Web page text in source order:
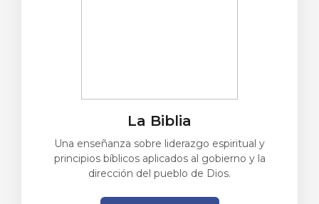
La Biblia
Una enseñanza sobre liderazgo espiritual y
principios bíblicos aplicados al gobierno y la
dirección del pueblo de Dios.